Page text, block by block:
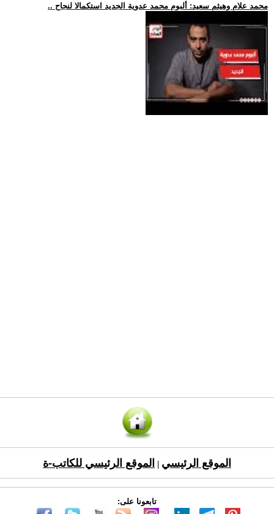
.. محمد علام وهيثم سعيد: ألبوم محمد عدوية الجديد استكمالا لنجاح
الموقع الرئيسي الموقع الرئيسي للكاتب-ة
تابعونا على: